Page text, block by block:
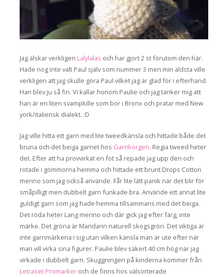
Jag älskar verkligen Lalylalas och har gjort 2 st förutom den här.
Hade nog inte valt Paul själv som nummer 3 men min äldsta ville
verkligen att jag skulle göra Paul vilket jag är glad för i efterhand.
Han blev ju så fin. Vi kallar honom Paulie och jag tänker mig att
han är en liten svampkille som bor i Bronx och pratar med New
york/italiensk dialekt. :D
Jag ville hitta ett garn med lite tweedkänsla och hittade både det
bruna och det beiga garnet hos Garnkorgen. Regia tweed heter
det. Efter att ha provvirkat en fot så repade jag upp den och
rotade i gömmorna hemma och hittade ett brunt Drops Cotton
merino som jag också använde. Får lite lätt panik när det blir för
småpilligt men dubbelt garn funkade bra. Använde ett annat lite
guldigt garn som jag hade hemma tillsammans med det beiga.
Det röda heter Lang merino och där gick jag efter färg, inte
märke. Det gröna är Mandarin naturell skogsgrön. Det viktiga är
inte garnmärkena i sig utan vilken känsla man är ute efter när
man vill virka sina figurer. Paulie blev säkert 40 cm hög när jag
virkade i dubbelt garn. Skuggningen på kinderna kommer från
Letraset Promarker och de finns hos välsorterade